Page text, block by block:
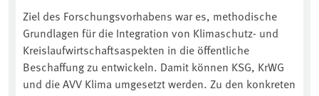
Ziel des Forschungsvorhabens war es, methodische
Grundlagen für die Integration von Klimaschutz- und
Kreislaufwirtschaftsaspekten in die öffentliche
Beschaffung zu entwickeln. Damit können KSG, KrWG
und die AVV Klima umgesetzt werden. Zu den konkreten